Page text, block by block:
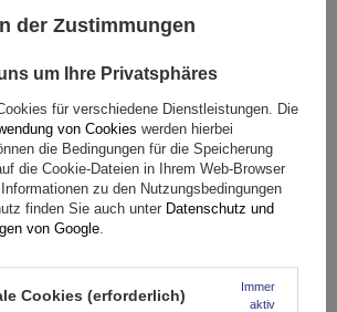
viele gängige Radgrößen
macht es zueiner universellen
Automarken.
in der Bedienungsanleitung des
ob der Hersteller die Montage
mit einer bestimmten Gliederstärke
der Zustimmungen
um Ihre Privatsphäres
für verschiedene Dienstleistungen. Die
von Cookies werden hierbei
die Bedingungen für die Speicherung
die Cookie-Dateien in Ihrem Web-Browser
zu den Nutzungsbedingungen
finden Sie auch unter Datenschutz und
von Google
Cookies (erforderlich)
Immer
aktiv